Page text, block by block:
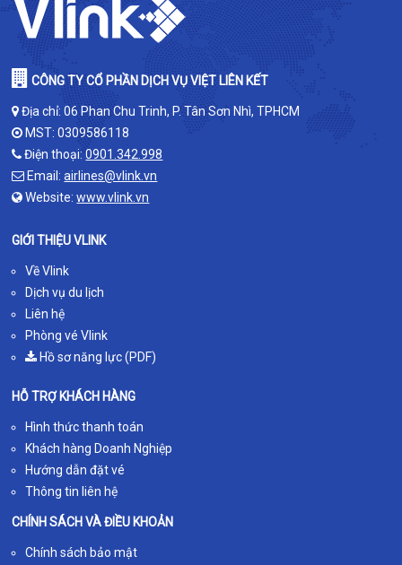
CÔNG TY CỔ PHẦN DỊCH VỤ VIỆT LIÊN KẾT
Địa chỉ: 06 Phan Chu Trinh, P. Tân Sơn Nhì, TPHCM
MST: 0309586118
Điện thoại:0901.342.998
Email:airlines@vlink.vn
Website:www.vlink.vn
GIỚI THIỆU VLINK
Về Vlink
Dịch vụ du lịch
Liên hệ
Phòng vé Vlink
Hồ sơ năng lực (PDF)
HỖ TRỢ KHÁCH HÀNG
Hình thức thanh toán
Khách hàng Doanh Nghiệp
Hướng dẫn đặt vé
Thông tin liên hệ
CHÍNH SÁCH VÀ ĐIỀU KHOẢN
Chính sách bảo mật